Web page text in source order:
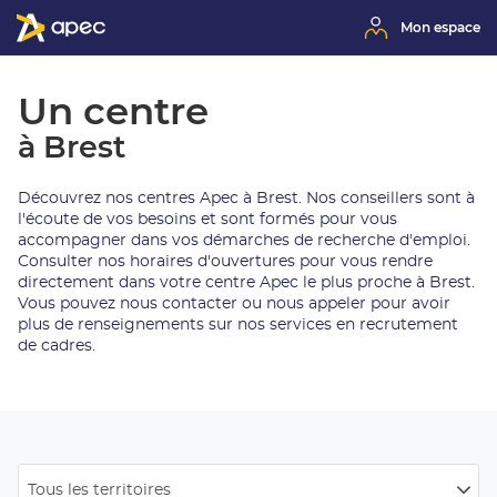
Mon espace
Un centre
à Brest
Découvrez nos centres Apec à Brest. Nos conseillers sont à
l'écoute de vos besoins et sont formés pour vous
accompagner dans vos démarches de recherche d'emploi.
Consulter nos horaires d'ouvertures pour vous rendre
directement dans votre centre Apec le plus proche à Brest.
Vous pouvez nous contacter ou nous appeler pour avoir
plus de renseignements sur nos services en recrutement
de cadres.
Tous les territoires